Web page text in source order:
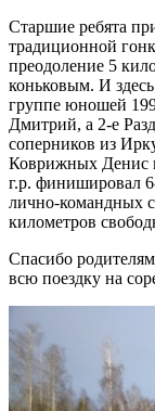
Старшие ребята
традиционной
преодоление 5
коньковым. И
группе юношей
Дмитрий, а 2-е
соперников из
Коврижных Денис
г.р. финишировал
лично-командных
километров
Спасибо
всю поездку на